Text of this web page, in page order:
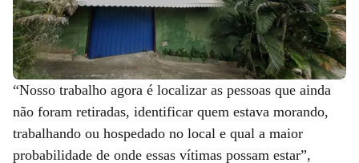
“Nosso trabalho agora é localizar as pessoas que ainda
não foram retiradas, identificar quem estava morando,
trabalhando ou hospedado no local e qual a maior
probabilidade de onde essas vítimas possam estar”,